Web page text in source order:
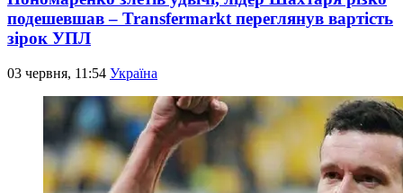
подешевшав – Transfermarkt переглянув вартість
зірок УПЛ
03 червня, 11:54 Україна